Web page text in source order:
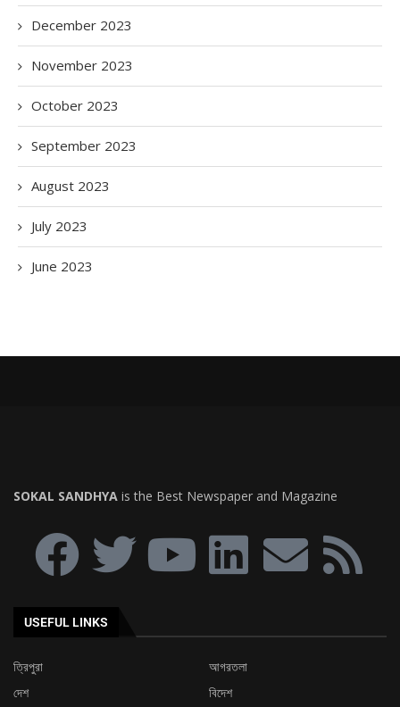
December 2023
November 2023
October 2023
September 2023
August 2023
July 2023
June 2023
SOKAL SANDHYA is the Best Newspaper and Magazine
USEFUL LINKS
ত্রিপুরা
আগরতলা
দেশ
বিদেশ